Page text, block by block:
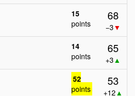
15
points
68
−3 ▼
14
points
65
+3 ▲
52
points
53
+12 ▲